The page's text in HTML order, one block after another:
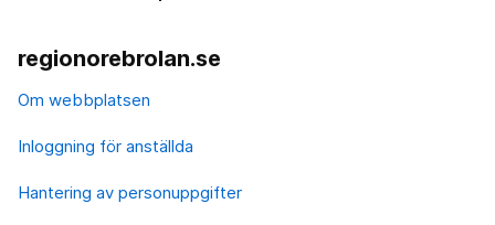
regionorebrolan.se
Om webbplatsen
Inloggning för anställda
Hantering av personuppgifter